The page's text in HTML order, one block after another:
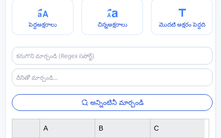
పెద్దఅక్షరాలు చిన్నఅక్షరాలు మొదటి అక్షరం పెద్దది
అన్నింటినీ మార్చండి
A B C